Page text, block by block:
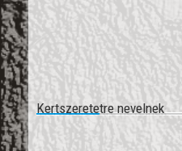
Kertszeretetre nevelnek